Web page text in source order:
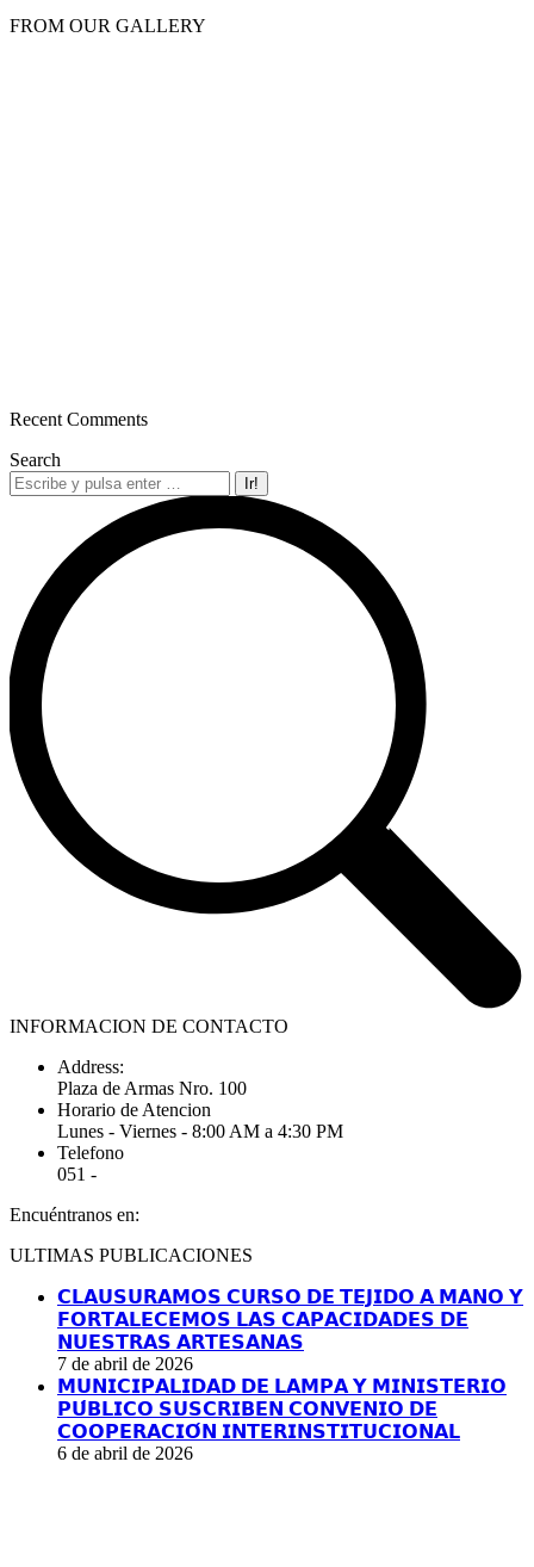
FROM OUR GALLERY
Recent Comments
Search
Buscar:
INFORMACION DE CONTACTO
Address:
Plaza de Armas Nro. 100
Horario de Atencion
Lunes - Viernes - 8:00 AM a 4:30 PM
Telefono
051 -
Encuéntranos en:
Facebook
opens
window
YouTube
opens
window
Linkedin
opens
window
Instagram
opens
window
ULTIMAS PUBLICACIONES
𝗖𝗟𝗔𝗨𝗦𝗨𝗥𝗔𝗠𝗢𝗦 𝗖𝗨𝗥𝗦𝗢 𝗗𝗘 𝗧𝗘𝗝𝗜𝗗𝗢 𝗔 𝗠𝗔𝗡𝗢 𝗬
𝗙𝗢𝗥𝗧𝗔𝗟𝗘𝗖𝗘𝗠𝗢𝗦 𝗟𝗔𝗦 𝗖𝗔𝗣𝗔𝗖𝗜𝗗𝗔𝗗𝗘𝗦 𝗗𝗘
𝗡𝗨𝗘𝗦𝗧𝗥𝗔𝗦 𝗔𝗥𝗧𝗘𝗦𝗔𝗡𝗔𝗦
7 de abril de 2026
𝗠𝗨𝗡𝗜𝗖𝗜𝗣𝗔𝗟𝗜𝗗𝗔𝗗 𝗗𝗘 𝗟𝗔𝗠𝗣𝗔 𝗬 𝗠𝗜𝗡𝗜𝗦𝗧𝗘𝗥𝗜𝗢
𝗣𝗨́𝗕𝗟𝗜𝗖𝗢 𝗦𝗨𝗦𝗖𝗥𝗜𝗕𝗘𝗡 𝗖𝗢𝗡𝗩𝗘𝗡𝗜𝗢 𝗗𝗘
𝗖𝗢𝗢𝗣𝗘𝗥𝗔𝗖𝗜𝗢́𝗡 𝗜𝗡𝗧𝗘𝗥𝗜𝗡𝗦𝗧𝗜𝗧𝗨𝗖𝗜𝗢𝗡𝗔𝗟
6 de abril de 2026